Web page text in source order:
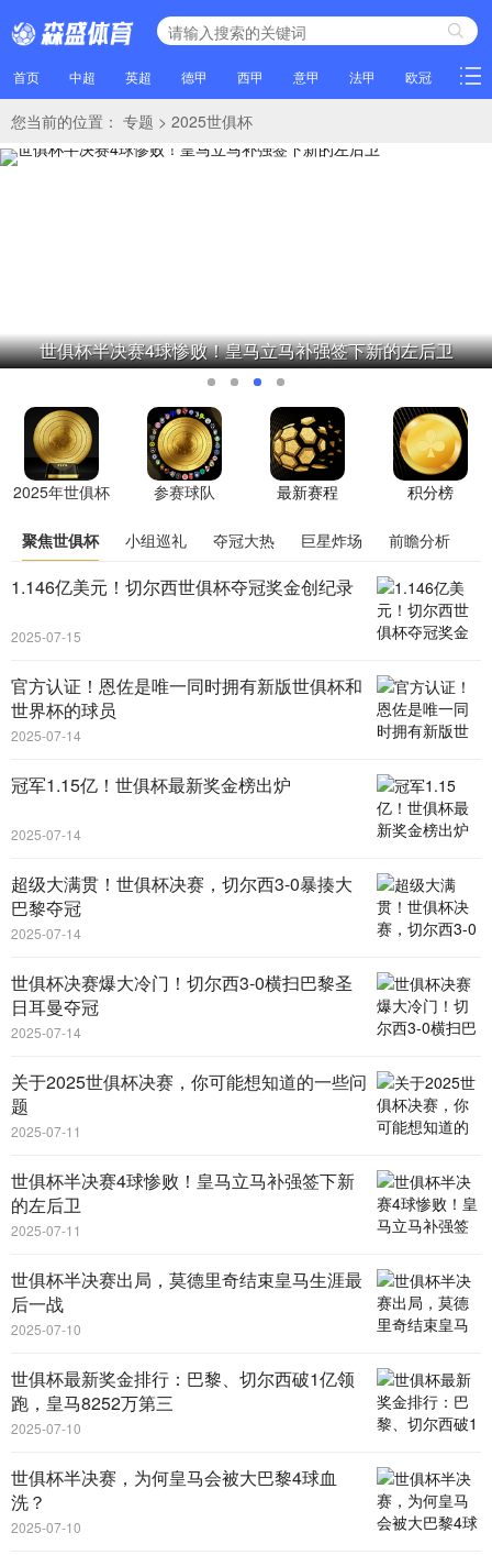
首页 中超 英超 德甲 西甲 意甲 法甲 欧冠 NBA
您当前的位置： 专题 > 2025世俱杯
世俱杯半决赛4球惨败！皇马立马补强签下新的左后卫
2025年世俱杯 参赛球队 最新赛程 积分榜
聚焦世俱杯 小组巡礼 夺冠大热 巨星炸场 前瞻分析
1.146亿美元！切尔西世俱杯夺冠奖金创纪录
2025-07-15
官方认证！恩佐是唯一同时拥有新版世俱杯和
世界杯的球员
2025-07-14
冠军1.15亿！世俱杯最新奖金榜出炉
2025-07-14
超级大满贯！世俱杯决赛，切尔西3-0暴揍大
巴黎夺冠
2025-07-14
世俱杯决赛爆大冷门！切尔西3-0横扫巴黎圣
日耳曼夺冠
2025-07-14
关于2025世俱杯决赛，你可能想知道的一些问
题
2025-07-11
世俱杯半决赛4球惨败！皇马立马补强签下新
的左后卫
2025-07-11
世俱杯半决赛出局，莫德里奇结束皇马生涯最
后一战
2025-07-10
世俱杯最新奖金排行：巴黎、切尔西破1亿领
跑，皇马8252万第三
2025-07-10
世俱杯半决赛，为何皇马会被大巴黎4球血
洗？
2025-07-10